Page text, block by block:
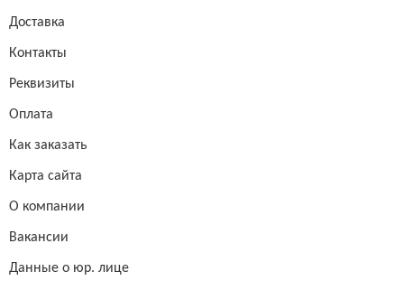
Доставка
Контакты
Реквизиты
Оплата
Как заказать
Карта сайта
О компании
Вакансии
Данные о юр. лице